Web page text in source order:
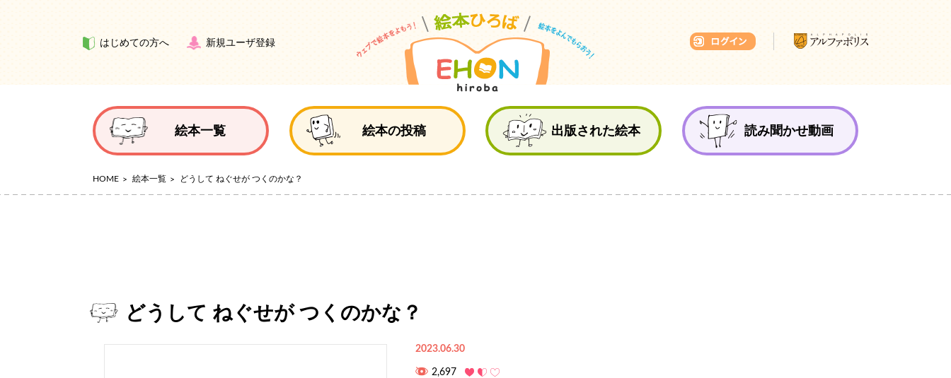
はじめての方へ 新規ユーザ登録
絵本一覧 絵本の投稿 出版された絵本 読み聞かせ動画
HOME 絵本一覧 どうして ねぐせが つくのかな？
どうして ねぐせが つくのかな？
2023.06.30
2,697